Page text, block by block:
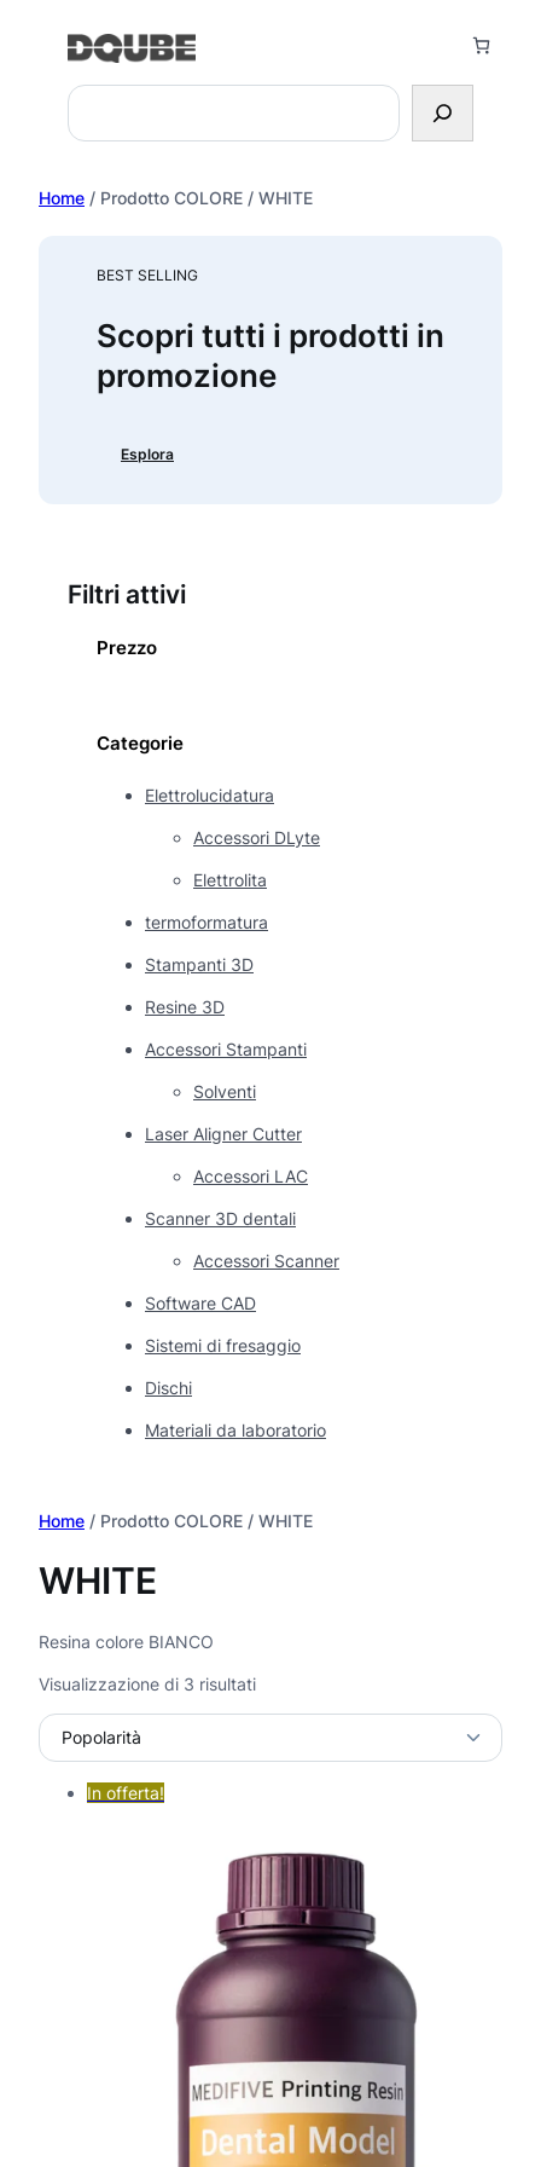
Search
Home / Prodotto COLORE / WHITE
BEST SELLING
Scopri tutti i prodotti in
promozione
Esplora
Filtri attivi
Prezzo
Categorie
Elettrolucidatura
Accessori DLyte
Elettrolita
termoformatura
Stampanti 3D
Resine 3D
Accessori Stampanti
Solventi
Laser Aligner Cutter
Accessori LAC
Scanner 3D dentali
Accessori Scanner
Software CAD
Sistemi di fresaggio
Dischi
Materiali da laboratorio
Home / Prodotto COLORE / WHITE
WHITE
Resina colore BIANCO
Visualizzazione di 3 risultatiP
o
i
à
In offerta!